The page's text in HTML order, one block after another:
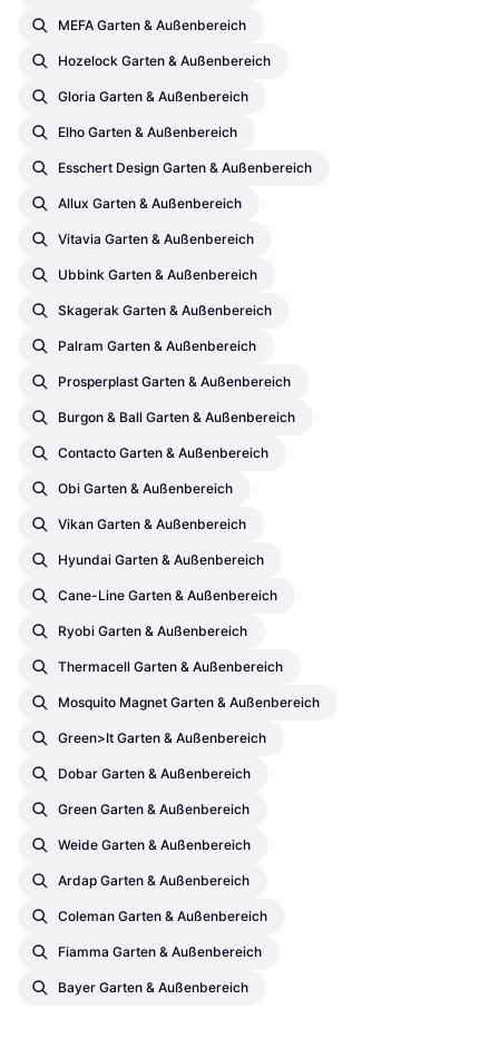
MEFA Garten & Außenbereich
Hozelock Garten & Außenbereich
Gloria Garten & Außenbereich
Elho Garten & Außenbereich
Esschert Design Garten & Außenbereich
Allux Garten & Außenbereich
Vitavia Garten & Außenbereich
Ubbink Garten & Außenbereich
Skagerak Garten & Außenbereich
Palram Garten & Außenbereich
Prosperplast Garten & Außenbereich
Burgon & Ball Garten & Außenbereich
Contacto Garten & Außenbereich
Obi Garten & Außenbereich
Vikan Garten & Außenbereich
Hyundai Garten & Außenbereich
Cane-Line Garten & Außenbereich
Ryobi Garten & Außenbereich
Thermacell Garten & Außenbereich
Mosquito Magnet Garten & Außenbereich
Green>it Garten & Außenbereich
Dobar Garten & Außenbereich
Green Garten & Außenbereich
Weide Garten & Außenbereich
Ardap Garten & Außenbereich
Coleman Garten & Außenbereich
Fiamma Garten & Außenbereich
Bayer Garten & Außenbereich